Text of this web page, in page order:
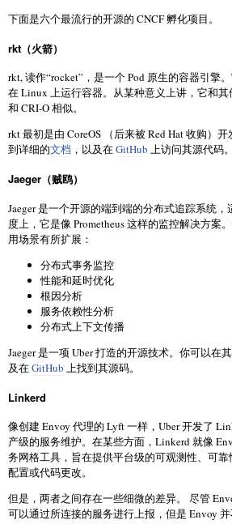
下面是六个最流行的开源的 CNCF 孵化项目。
rkt（火箭）
rkt, 读作“rocket”，是一个 Pod 原生的容器引擎
在 Linux 上运行容器。从某种意义上讲，它和其
和 CRI-O 相似。
rkt 最初是由 CoreOS （后来被 Red Hat 收购）
到详细的文档 ，以及在GitHub 上访问其源代码。
Jaeger（贼鸥）
Jaeger 是一个开源的端到端的分布式追踪系统
度上，它是像 Prometheus 这样的监控解决方案
用场景有所扩展：
分布式事务监控
性能和延时优化
根因分析
服务依赖性分析
分布式上下文传播
Jaeger 是一项 Uber 打造的开源技术。你可以在
及在GitHub 上找到其源码。
Linkerd
像创建 Envoy 代理的 Lyft 一样，Uber 开发了
产级的服务维护。在某些方面，Linkerd 就像
务网格工具，旨在提供平台级的可观测性、可
配置或代码更改。
但是，两者之间存在一些细微的差异。 尽管
可以通过所连接的服务进行上报，但是 Envoy